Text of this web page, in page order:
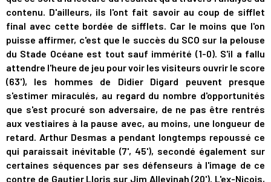
contenu. D'ailleurs, ils l'ont fait savoir au coup de sifflet
final avec cette bordée de sifflets. Car le moins que l'on
puisse affirmer, c'est que le succès du SCO sur la pelouse
du Stade Océane est tout sauf immérité (1-0). S'il a fallu
attendre l'heure de jeu pour voir les visiteurs ouvrir le score
(63'), les hommes de Didier Digard peuvent presque
s'estimer miraculés, au regard du nombre d'opportunités
que s'est procuré son adversaire, de ne pas être rentrés
aux vestiaires à la pause avec, au moins, une longueur de
retard. Arthur Desmas a pendant longtemps repoussé ce
qui paraissait inévitable (7', 45'), secondé également sur
certaines séquences par ses défenseurs à l'image de ce
contre de Gautier Lloris sur Jim Allevinah (20'). L'ex-Niçois,